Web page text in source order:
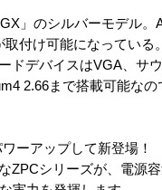
」のシルバーモデル
付け可能になってい
ドデバイスはVGA、サ
2.66まで搭載可能な
ーアップして新登場！
ZPCシリーズが、電源